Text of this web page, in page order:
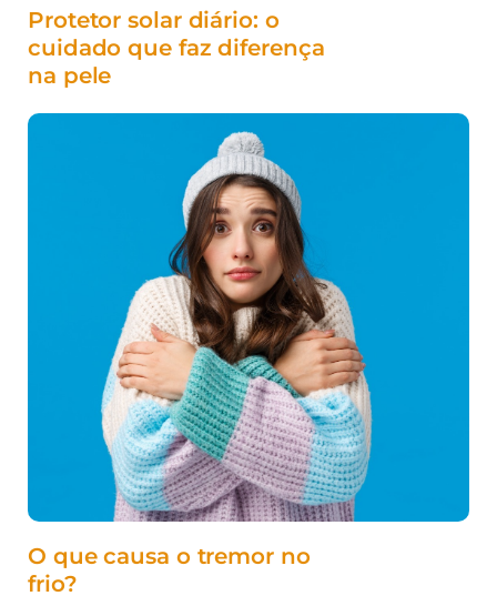
Protetor solar diário: o
cuidado que faz diferença
na pele
O que causa o tremor no
frio?